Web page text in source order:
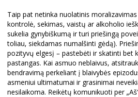
Taip pat netinka nuolatinis
kontrolė, sekimas, vaistų ar alkoholio
sukelia gynybiškumą ir turi priešingą
toliau, siekdamas numalšinti gėdą).
pozityvų elgesį – pastebėti ir skatinti bet
pastangas. Kai asmuo neblaivus,
bendravimą perkeliant į blaivybės
asmeniui ultimatumai ir grasinimai
nesilaikoma. Reikėtų komunikuoti per